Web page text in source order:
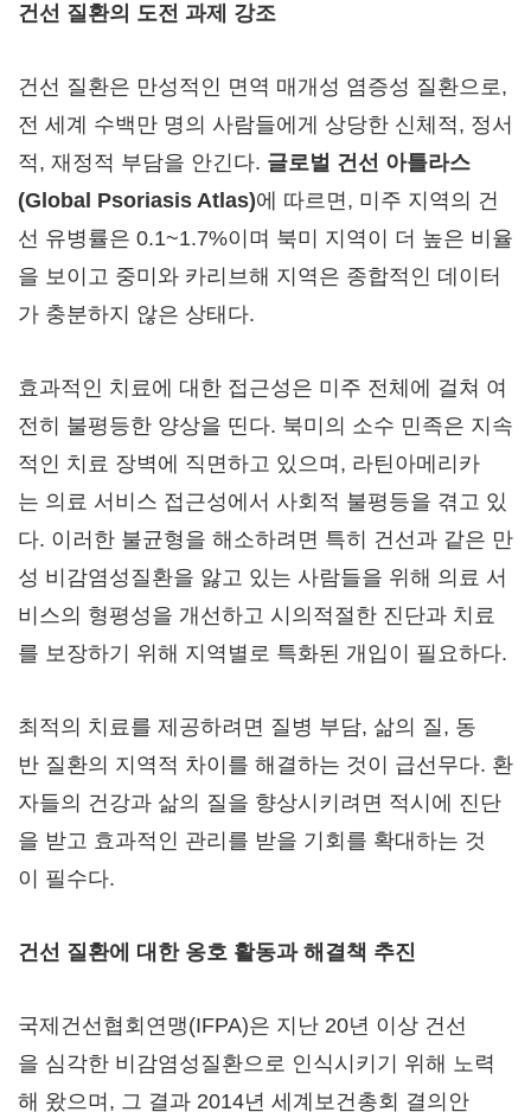
건선 질환의 도전 과제 강조
건선 질환은 만성적인 면역 매개성 염증성 질환으로,
전 세계 수백만 명의 사람들에게 상당한 신체적, 정서
적, 재정적 부담을 안긴다. 글로벌 건선 아틀라스
(Global Psoriasis Atlas)에 따르면, 미주 지역의 건
선 유병률은 0.1~1.7%이며 북미 지역이 더 높은 비율
을 보이고 중미와 카리브해 지역은 종합적인 데이터
가 충분하지 않은 상태다.
효과적인 치료에 대한 접근성은 미주 전체에 걸쳐 여
전히 불평등한 양상을 띤다. 북미의 소수 민족은 지속
적인 치료 장벽에 직면하고 있으며, 라틴아메리카
는 의료 서비스 접근성에서 사회적 불평등을 겪고 있
다. 이러한 불균형을 해소하려면 특히 건선과 같은 만
성 비감염성질환을 앓고 있는 사람들을 위해 의료 서
비스의 형평성을 개선하고 시의적절한 진단과 치료
를 보장하기 위해 지역별로 특화된 개입이 필요하다.
최적의 치료를 제공하려면 질병 부담, 삶의 질, 동
반 질환의 지역적 차이를 해결하는 것이 급선무다. 환
자들의 건강과 삶의 질을 향상시키려면 적시에 진단
을 받고 효과적인 관리를 받을 기회를 확대하는 것
이 필수다.
건선 질환에 대한 옹호 활동과 해결책 추진
국제건선협회연맹(IFPA)은 지난 20년 이상 건선
을 심각한 비감염성질환으로 인식시키기 위해 노력
해 왔으며, 그 결과 2014년 세계보건총회 결의안